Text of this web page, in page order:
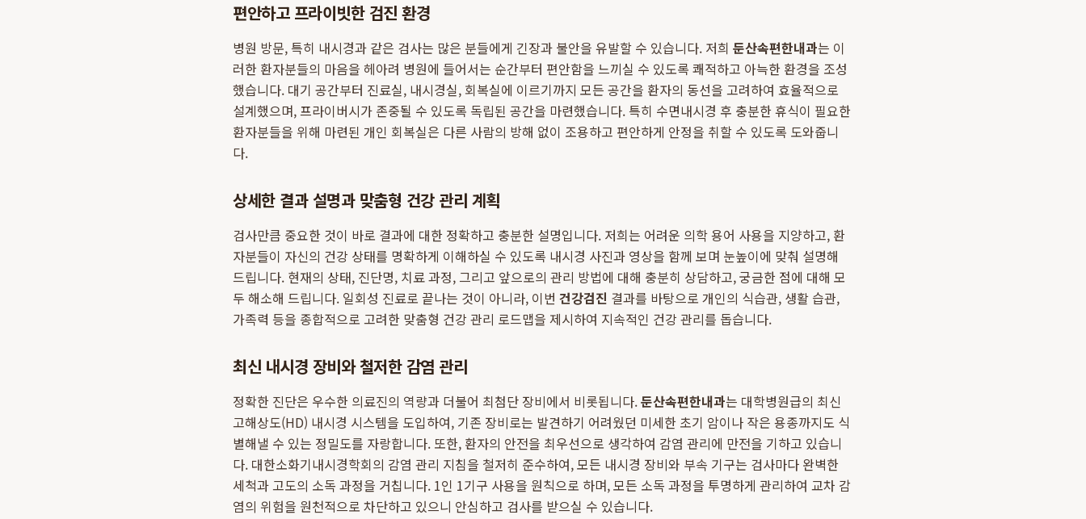
편안하고 프라이빗한 검진 환경
병원 방문, 특히 내시경과 같은 검사는 많은 분들에게 긴장과 불안을 유발할 수 있습니다. 저희 둔산속편한내과는 이
러한 환자분들의 마음을 헤아려 병원에 들어서는 순간부터 편안함을 느끼실 수 있도록 쾌적하고 아늑한 환경을 조성
했습니다. 대기 공간부터 진료실, 내시경실, 회복실에 이르기까지 모든 공간을 환자의 동선을 고려하여 효율적으로
설계했으며, 프라이버시가 존중될 수 있도록 독립된 공간을 마련했습니다. 특히 수면내시경 후 충분한 휴식이 필요한
환자분들을 위해 마련된 개인 회복실은 다른 사람의 방해 없이 조용하고 편안하게 안정을 취할 수 있도록 도와줍니
다.
상세한 결과 설명과 맞춤형 건강 관리 계획
검사만큼 중요한 것이 바로 결과에 대한 정확하고 충분한 설명입니다. 저희는 어려운 의학 용어 사용을 지양하고, 환
자분들이 자신의 건강 상태를 명확하게 이해하실 수 있도록 내시경 사진과 영상을 함께 보며 눈높이에 맞춰 설명해
드립니다. 현재의 상태, 진단명, 치료 과정, 그리고 앞으로의 관리 방법에 대해 충분히 상담하고, 궁금한 점에 대해 모
두 해소해 드립니다. 일회성 진료로 끝나는 것이 아니라, 이번 건강검진 결과를 바탕으로 개인의 식습관, 생활 습관,
가족력 등을 종합적으로 고려한 맞춤형 건강 관리 로드맵을 제시하여 지속적인 건강 관리를 돕습니다.
최신 내시경 장비와 철저한 감염 관리
정확한 진단은 우수한 의료진의 역량과 더불어 최첨단 장비에서 비롯됩니다.둔산속편한내과는 대학병원급의 최신
고해상도(HD) 내시경 시스템을 도입하여, 기존 장비로는 발견하기 어려웠던 미세한 초기 암이나 작은 용종까지도 식
별해낼 수 있는 정밀도를 자랑합니다. 또한, 환자의 안전을 최우선으로 생각하여 감염 관리에 만전을 기하고 있습니
다. 대한소화기내시경학회의 감염 관리 지침을 철저히 준수하여, 모든 내시경 장비와 부속 기구는 검사마다 완벽한
세척과 고도의 소독 과정을 거칩니다. 1인 1기구 사용을 원칙으로 하며, 모든 소독 과정을 투명하게 관리하여 교차 감
염의 위험을 원천적으로 차단하고 있으니 안심하고 검사를 받으실 수 있습니다.